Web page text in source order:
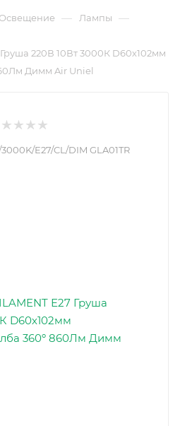
Освещение — Лампы —
220В 10Вт 3000К D60х102мм
Димм Air Uniel
E27/CL/DIM GLA01TR